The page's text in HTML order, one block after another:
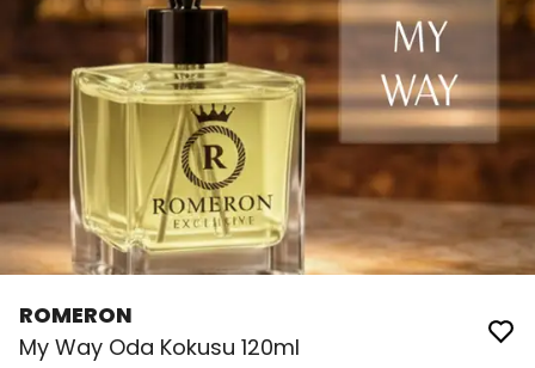
ROMERON
My Way Oda Kokusu 120ml